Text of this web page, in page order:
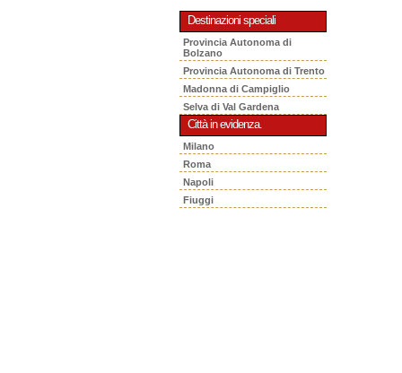
Destinazioni speciali
Provincia Autonoma di
Bolzano
Provincia Autonoma di Trento
Madonna di Campiglio
Selva di Val Gardena
Città in evidenza.
Milano
Roma
Napoli
Fiuggi